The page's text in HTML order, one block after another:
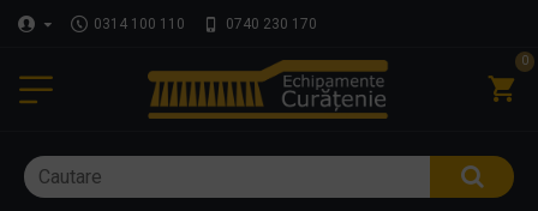
0314 100 110 0740 230 170
0